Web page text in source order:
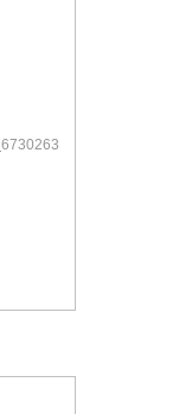
6730263